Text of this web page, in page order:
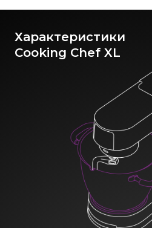
Характеристики
Cooking Chef XL